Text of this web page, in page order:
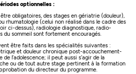
optionnelles :
obligatoires, des stages en gériatrie (douleur),
rhumatologie (celui non réalisé dans le cadre des
ci-dessus), radiologie diagnostique, radio-
du sommeil sont fortement encouragés.
être faits dans les spécialités suivantes :
et douleur chronique post-accouchement-
l’adolescence; il peut aussi s’agir de la
ou de tout autre stage pertinent à la formation
du directeur du programme.